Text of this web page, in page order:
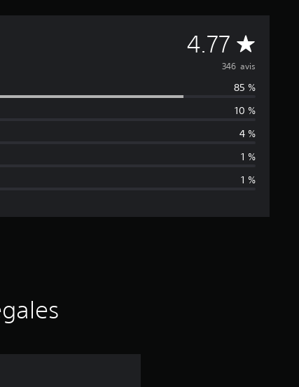
4.77 M
o
y
e
n
n
e
346 avis
85 %
10 %
4 %
1 %
1 %